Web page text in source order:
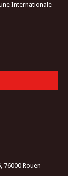
Internationale
76000 Rouen